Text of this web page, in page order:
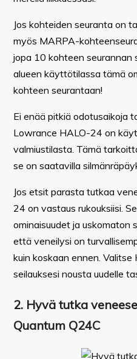
Jos kohteiden seuranta on
myös MARPA-
jopa 10 kohteen seurannan
alueen käyttötilassa tämä
kohteen seurantaan!
Ei enää pitkiä odotusaikoja
Lowrance HALO-24 on
valmiustilasta. Tämä
se on saatavilla
Jos etsit parasta tutkaa
24 on vastaus rukouksiisi.
ominaisuudet ja uskomaton
että veneilysi on
kuin koskaan ennen. Valitse
seilauksesi nousta uudelle
2. Hyvä tutka
Quantum Q24C